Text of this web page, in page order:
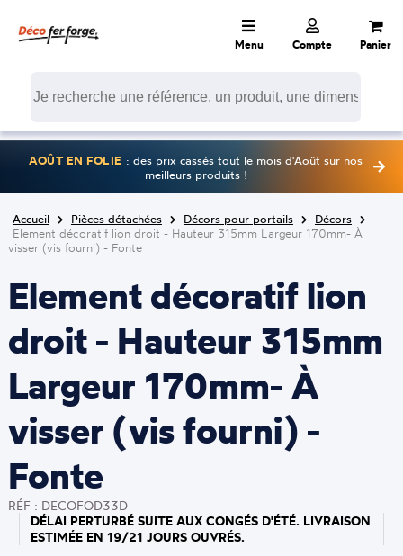
Menu Compte Panier
AOÛT EN FOLIE : des prix cassés tout le mois d'Août sur nos
meilleurs produits !
Accueil Pièces détachées Décors pour portails
Décors
Element décoratif lion droit - Hauteur 315mm Largeur 170mm- À
visser (vis fourni) - Fonte
Element décoratif lion
droit - Hauteur 315mm
Largeur 170mm- À
visser (vis fourni) -
Fonte
RÉF : DECOFOD33D
DÉLAI PERTURBÉ SUITE AUX CONGÉS D'ÉTÉ. LIVRAISON
ESTIMÉE EN 19/21 JOURS OUVRÉS.